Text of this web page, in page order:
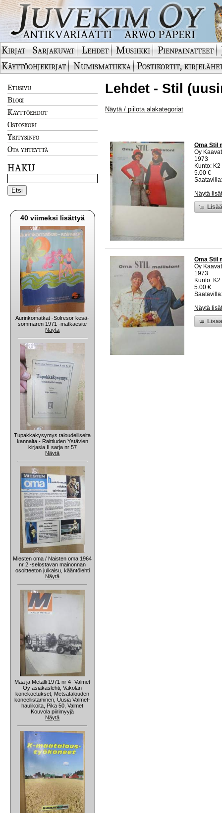
Kirjat Sarjakuvat Lehdet Musiikki Pienpainatteet
Käyttöohjekirjat
Numismatiikka Postikortit,
Etusivu
Blogi
Käyttöehdot
Ostoskori
Yritysinfo
Ota yhteyttä
HAKU
40 viimeksi lisättyä
Aurinkomatkat -Solresor kesä-
sommaren 1971 -matkaesite
Näytä
Tupakkakysymys taloudelliselta
kannalta - Raittiuden Ystävien
kirjasia II sarja nr 57
Näytä
Miesten oma / Naisten oma 1964
nr 2 -selostavan mainonnan
osoitteeton julkaisu, kääntölehti
Näytä
Maa ja Metalli 1971 nr 4 -Valmet
Oy asiakaslehti, Vakolan
konekoetukset, Metsätalouden
koneellistaminen, Uusia Valmet-
haulikoita, Pika 50, Valmet
Kouvola piirimyyjä
Näytä
Lehdet - Stil
Näytä / piilota alakategoriat
Oma Stil
Oy
1973
Kunto:
5.00 €
Näytä
Oma Stil
Oy
1973
Kunto:
5.00 €
Näytä